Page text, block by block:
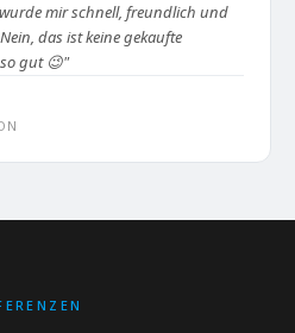
mir schnell, freundlich und
das ist keine gekaufte
gut 😉"